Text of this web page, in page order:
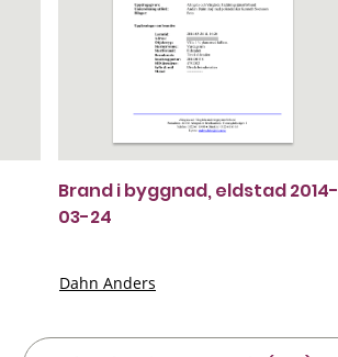
Brand i byggnad, eldstad 2014-
03-24
Dahn Anders